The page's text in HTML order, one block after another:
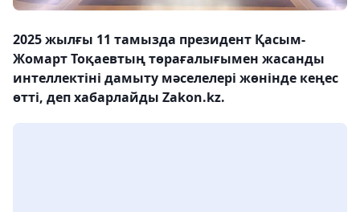
2025 жылғы 11 тамызда президент Қасым-
Жомарт Тоқаевтың төрағалығымен жасанды
интеллектіні дамыту мәселелері жөнінде кеңес
өтті, деп хабарлайды Zakon.kz.